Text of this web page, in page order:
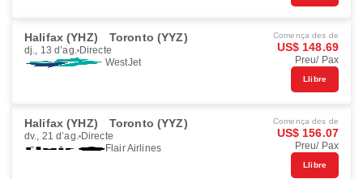
Halifax (YHZ) Toronto (YYZ)
dj., 13 d’ag. Directe
WestJet
Comença des de
US$ 148.69
Preu/ Pax
Llibre
Halifax (YHZ) Toronto (YYZ)
dv., 21 d’ag. Directe
Flair Airlines
Comença des de
US$ 156.07
Preu/ Pax
Llibre